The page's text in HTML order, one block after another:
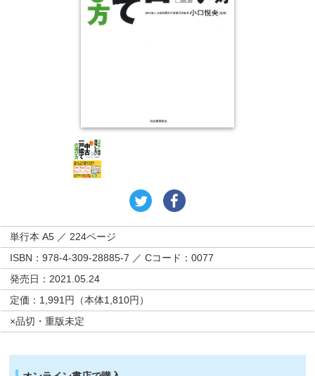
単行本 A5 ／ 224ページ
ISBN：978-4-309-28885-7 ／ Cコード：0077
発売日：2021.05.24
定価：1,991円（本体1,810円）
×品切・重版未定